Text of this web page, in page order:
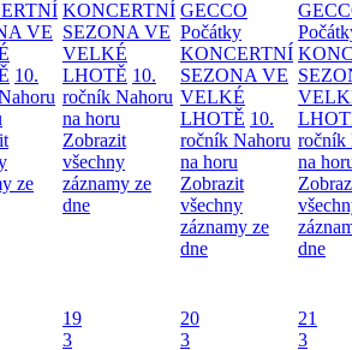
VE
10.
ze
KONCERTNÍ
SEZONA VE
VELKÉ
LHOTĚ 10.
ročník Nahoru
na horu
Zobrazit
všechny
záznamy ze
dne
GECCO
Počátky
KONCERTNÍ
SEZONA VE
VELKÉ
LHOTĚ 10.
ročník Nahoru
na horu
Zobrazit
všechny
záznamy ze
dne
ročník
na
dne
19
3
20
3
21
3